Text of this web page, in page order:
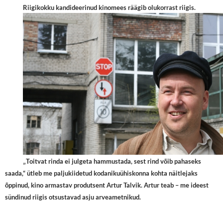
Riigikokku kandideerinud kinomees räägib olukorrast riigis.
„Toitvat rinda ei julgeta hammustada, sest rind võib pahaseks
saada,“ ütleb me paljukiidetud kodanikuühiskonna kohta näitlejaks
õppinud, kino armastav produtsent Artur Talvik. Artur teab – me ideest
sündinud riigis otsustavad asju arveametnikud.